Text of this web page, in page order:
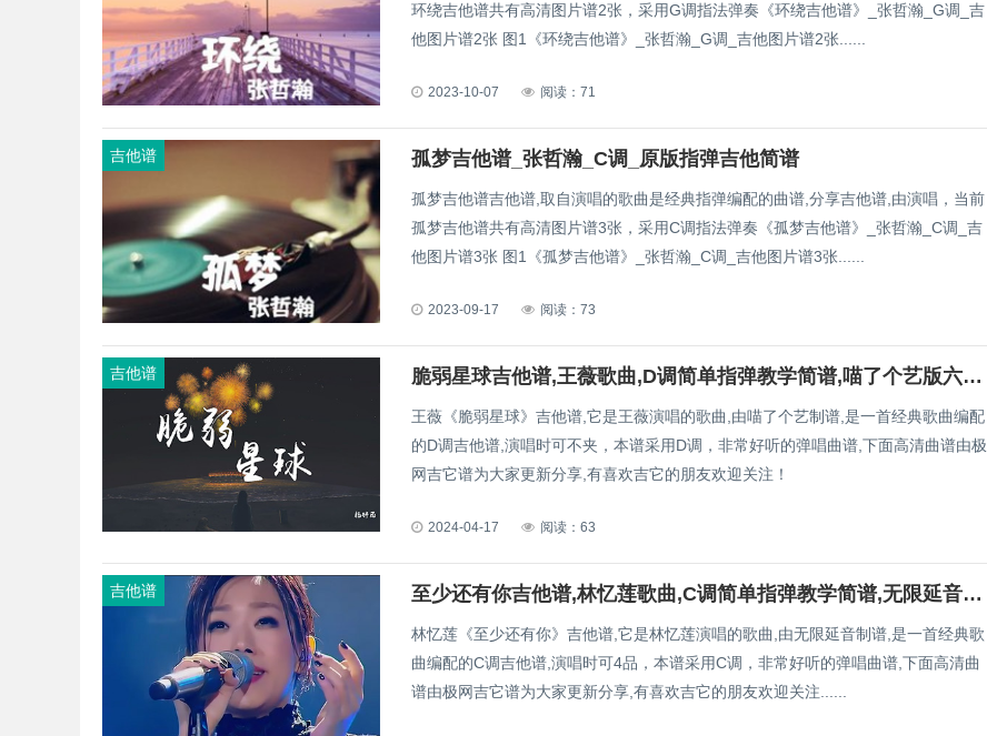
环绕吉他谱共有高清图片谱2张，采用G调指法弹奏《环绕吉他谱》_张哲瀚_G调_吉
他图片谱2张 图1《环绕吉他谱》_张哲瀚_G调_吉他图片谱2张......
2023-10-07 阅读：71
吉他谱 孤梦吉他谱_张哲瀚_C调_原版指弹吉他简谱
孤梦吉他谱吉他谱,取自演唱的歌曲是经典指弹编配的曲谱,分享吉他谱,由演唱，当前
孤梦吉他谱共有高清图片谱3张，采用C调指法弹奏《孤梦吉他谱》_张哲瀚_C调_吉
他图片谱3张 图1《孤梦吉他谱》_张哲瀚_C调_吉他图片谱3张......
2023-09-17 阅读：73
吉他谱 脆弱星球吉他谱,王薇歌曲,D调简单指弹教学简谱,喵了个艺版六线谱图片
王薇《脆弱星球》吉他谱,它是王薇演唱的歌曲,由喵了个艺制谱,是一首经典歌曲编配
的D调吉他谱,演唱时可不夹，本谱采用D调，非常好听的弹唱曲谱,下面高清曲谱由极
网吉它谱为大家更新分享,有喜欢吉它的朋友欢迎关注！
2024-04-17 阅读：63
吉他谱 至少还有你吉他谱,林忆莲歌曲,C调简单指弹教学简谱,无限延音版六线谱图片
林忆莲《至少还有你》吉他谱,它是林忆莲演唱的歌曲,由无限延音制谱,是一首经典歌
曲编配的C调吉他谱,演唱时可4品，本谱采用C调，非常好听的弹唱曲谱,下面高清曲
谱由极网吉它谱为大家更新分享,有喜欢吉它的朋友欢迎关注......